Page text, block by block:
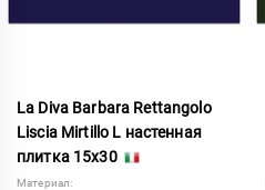
La Diva Barbara Rettangolo
Liscia Mirtillo L настенная
плитка 15x30
Материал: